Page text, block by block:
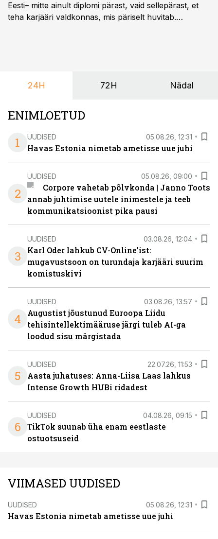
Eesti– mitte ainult diplomi pärast, vaid sellepärast, et
teha karjääri valdkonnas, mis päriselt huvitab.
24H 72H Nädal
ENIMLOETUD
1
UUDISED 05.08.26, 12:31
Havas Estonia nimetab ametisse uue juhi
2
UUDISED 05.08.26, 09:00
Corpore vahetab põlvkonda | Janno Toots
annab juhtimise uutele inimestele ja teeb
kommunikatsioonist pika pausi
3
UUDISED 03.08.26, 12:04
Karl Oder lahkub CV-Online’ist:
mugavustsoon on turundaja karjääri suurim
komistuskivi
4
UUDISED 03.08.26, 13:57
Augustist jõustunud Euroopa Liidu
tehisintellektimääruse järgi tuleb AI-ga
loodud sisu märgistada
5
UUDISED 22.07.26, 11:53
Aasta juhatuses: Anna-Liisa Laas lahkus
Intense Growth HUBi ridadest
6
UUDISED 04.08.26, 09:15
TikTok suunab üha enam eestlaste
ostuotsuseid
VIIMASED UUDISED
UUDISED 05.08.26, 12:31
Havas Estonia nimetab ametisse uue juhi